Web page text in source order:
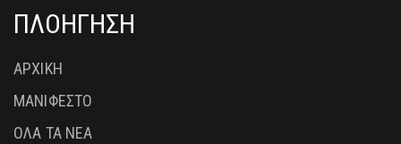
ΠΛΟΗΓΗΣΗ
ΑΡΧΙΚΗ
ΜΑΝΙΦΕΣΤΟ
ΟΛΑ ΤΑ ΝΕΑ